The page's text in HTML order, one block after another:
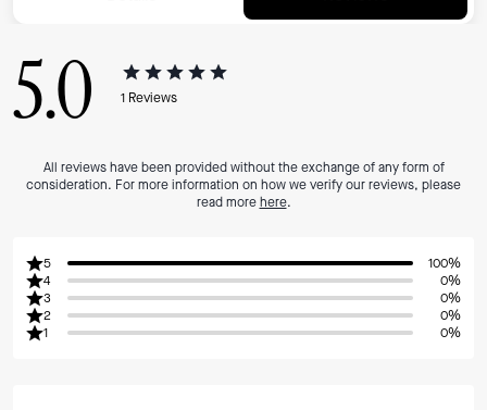
5.0 1 Reviews
All reviews have been provided without the exchange of any form of
consideration. For more information on how we verify our reviews, please
read morehere.
5
100%
4
0%
3
0%
2
0%
1
0%